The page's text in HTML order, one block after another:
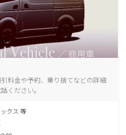
料金や予約、乗り捨てなどの詳細
ください。
クス 等